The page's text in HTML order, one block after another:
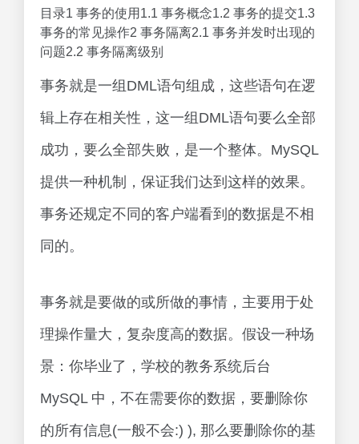
目录1 事务的使用1.1 事务概念1.2 事务的提交1.3
事务的常见操作2 事务隔离2.1 事务并发时出现的
问题2.2 事务隔离级别
事务就是一组DML语句组成，这些语句在逻
辑上存在相关性，这一组DML语句要么全部
成功，要么全部失败，是一个整体。MySQL
提供一种机制，保证我们达到这样的效果。
事务还规定不同的客户端看到的数据是不相
同的。
事务就是要做的或所做的事情，主要用于处
理操作量大，复杂度高的数据。假设一种场
景：你毕业了，学校的教务系统后台
MySQL 中，不在需要你的数据，要删除你
的所有信息(一般不会:) ), 那么要删除你的基